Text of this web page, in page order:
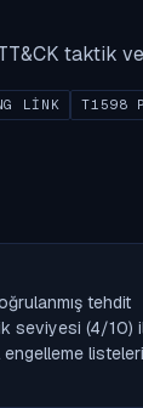
taktik
LINK T1598
tehdit
seviyesi (4/10)
engelleme